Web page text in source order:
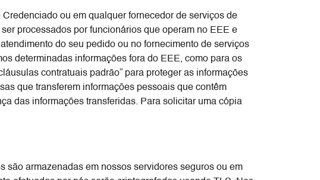
ou em qualquer fornecedor de serviços de
processados ​​por funcionários que operam no EEE e
do seu pedido ou no fornecimento de serviços
determinadas informações fora do EEE, como para os
contratuais padrão” para proteger as informações
que transferem informações pessoais que contêm
das informações transferidas. Para solicitar uma cópia
são armazenadas em nossos servidores seguros ou em